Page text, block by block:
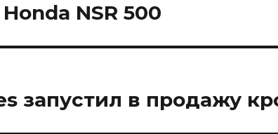
NSR 500
запустил в продажу